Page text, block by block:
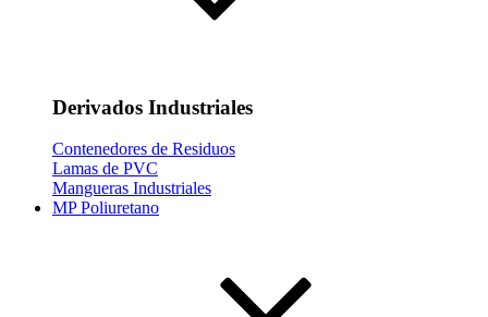
Derivados Industriales
Contenedores de Residuos
Lamas de PVC
Mangueras Industriales
MP Poliuretano